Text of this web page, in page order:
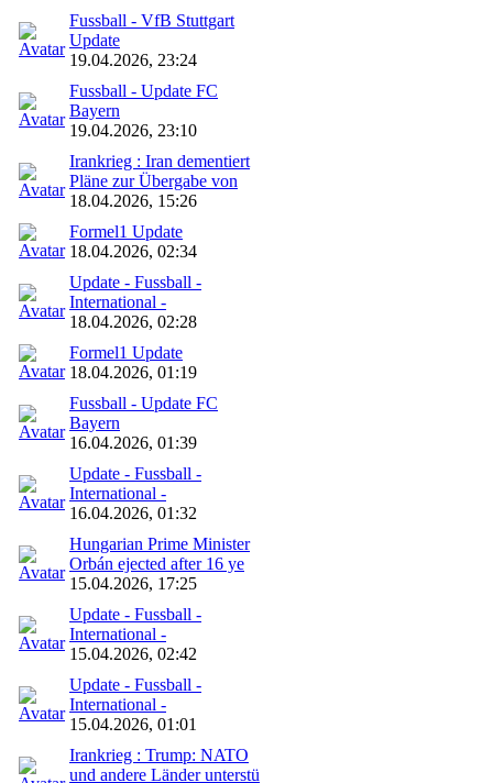
Fussball - VfB Stuttgart
Update
19.04.2026, 23:24
Fussball - Update FC
Bayern
19.04.2026, 23:10
Irankrieg : Iran dementiert
Pläne zur Übergabe von
18.04.2026, 15:26
Formel1 Update
18.04.2026, 02:34
Update - Fussball -
International -
18.04.2026, 02:28
Formel1 Update
18.04.2026, 01:19
Fussball - Update FC
Bayern
16.04.2026, 01:39
Update - Fussball -
International -
16.04.2026, 01:32
Hungarian Prime Minister
Orbán ejected after 16 ye
15.04.2026, 17:25
Update - Fussball -
International -
15.04.2026, 02:42
Update - Fussball -
International -
15.04.2026, 01:01
Irankrieg : Trump: NATO
und andere Länder unterstü